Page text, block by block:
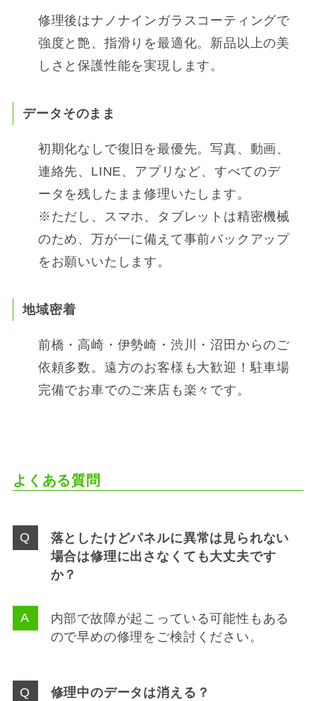
修理後はナノナインガラスコーティングで
強度と艶、指滑りを最適化。新品以上の美
しさと保護性能を実現します。
データそのまま
初期化なしで復旧を最優先。写真、動画、
連絡先、LINE、アプリなど、すべてのデ
ータを残したまま修理いたします。
※ただし、スマホ、タブレットは精密機械
のため、万が一に備えて事前バックアップ
をお願いいたします。
地域密着
前橋・高崎・伊勢崎・渋川・沼田からのご
依頼多数。遠方のお客様も大歓迎！駐車場
完備でお車でのご来店も楽々です。
よくある質問
落としたけどパネルに異常は見られない
場合は修理に出さなくても大丈夫です
か？
内部で故障が起こっている可能性もある
ので早めの修理をご検討ください。
修理中のデータは消える？